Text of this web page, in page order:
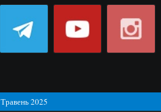
Травень 2025